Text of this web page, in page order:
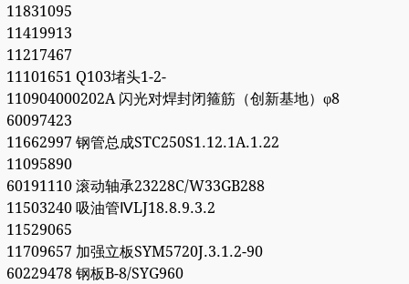
11831095
11419913
11217467
11101651 Q103堵头1-2-
110904000202A 闪光对焊封闭箍筋（创新基地）φ8
60097423
11662997 钢管总成STC250S1.12.1A.1.22
11095890
60191110 滚动轴承23228C/W33GB288
11503240 吸油管ⅣLJ18.8.9.3.2
11529065
11709657 加强立板SYM5720J.3.1.2-90
60229478 钢板B-8/SYG960